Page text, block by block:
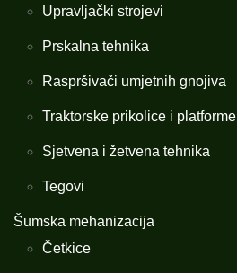
Upravljački strojevi
Prskalna tehnika
Raspršivači umjetnih gnojiva
Traktorske prikolice i platforme
Sjetvena i žetvena tehnika
Tegovi
Šumska mehanizacija
Četkice